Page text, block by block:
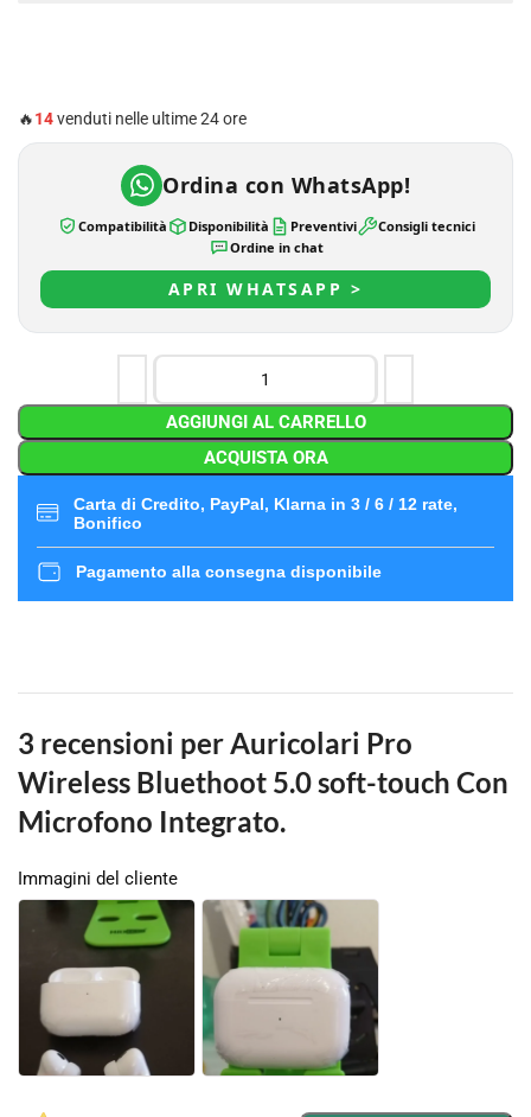
🔥14venduti nelle ultime 24 ore
Ordina con WhatsApp!
Compatibilità Disponibilità Preventivi
Consigli tecnici
Ordine in chat
APRI WHATSAPP >
AGGIUNGI AL CARRELLO
ACQUISTA ORA
Carta di Credito, PayPal, Klarna in 3 / 6 / 12 rate,
Bonifico
Pagamento alla consegna disponibile
3 recensioni per Auricolari Pro
Wireless Bluethoot 5.0 soft-touch Con
Microfono Integrato.
Immagini del cliente